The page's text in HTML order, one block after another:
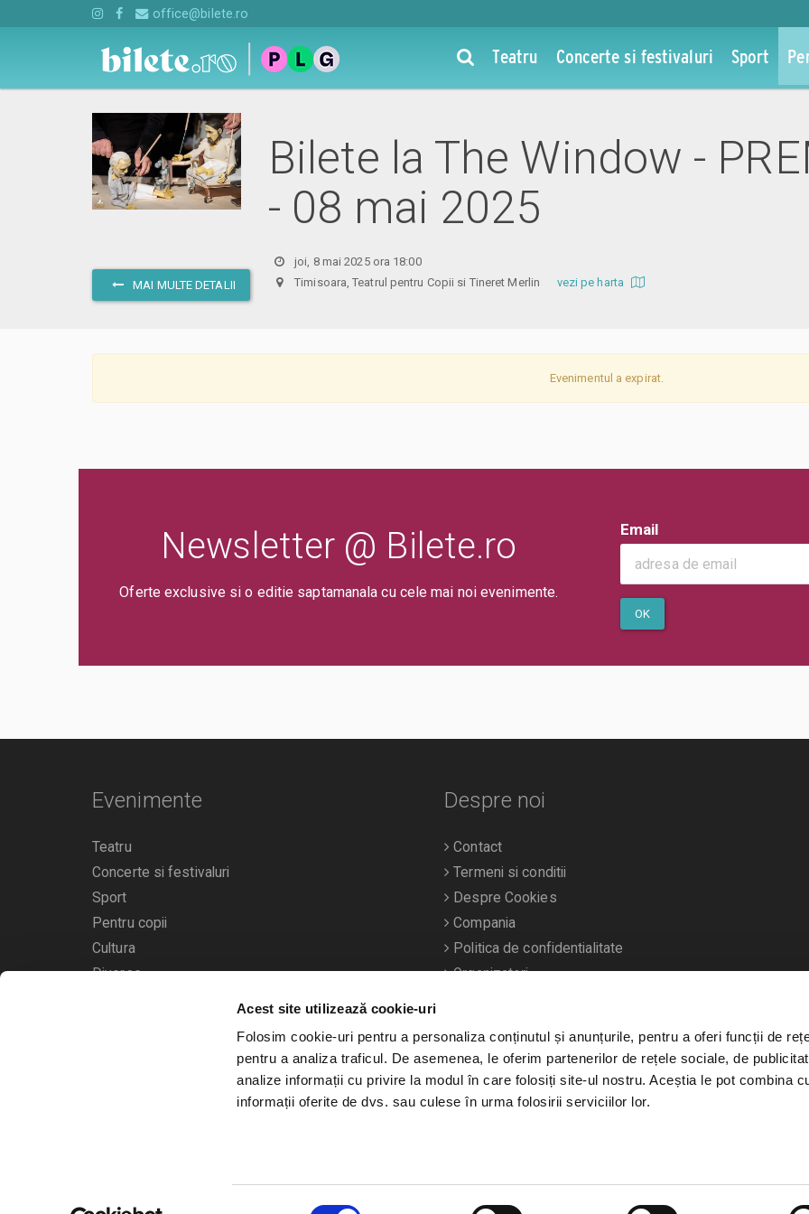
Acest site utilizează cookie-uri
Folosim cookie-uri pentru a personaliza conținutul și anunțurile, pentru a oferi funcții de
pentru a analiza traficul. De asemenea, le oferim partenerilor de rețele sociale, de
analize informații cu privire la modul în care folosiți site-ul nostru. Aceștia le pot combina
informații oferite de dvs. sau culese în urma folosirii serviciilor lor.
office@bilete.ro
Teatru Concerte si festivaluri Sport
MAI MULTE DETALII
Bilete la The Window -
- 08 mai 2025
joi, 8 mai 2025 ora 18:00
Timisoara, Teatrul pentru Copii si Tineret Merlin vezi pe harta
Evenimentul a expirat.
Newsletter @ Bilete.ro
Oferte exclusive si o editie saptamanala cu cele mai noi evenimente.
Email
OK
Evenimente
Teatru
Concerte si festivaluri
Sport
Pentru copii
Cultura
Diverse
Calendarul evenimentelor
Despre noi
Contact
Termeni si conditii
Despre Cookies
Compania
Politica de confidentialitate
Organizatori
Bilete.ro